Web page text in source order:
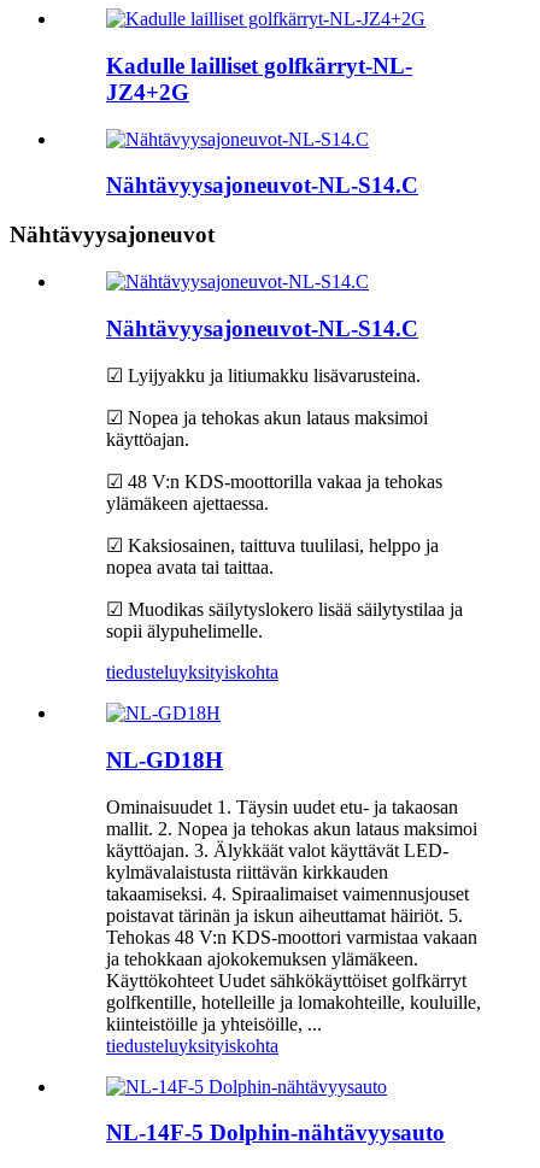
Kadulle lailliset golfkärryt-NL-
JZ4+2G
Nähtävyysajoneuvot-NL-S14.C
Nähtävyysajoneuvot
Nähtävyysajoneuvot-NL-S14.C
☑ Lyijyakku ja litiumakku lisävarusteina.
☑ Nopea ja tehokas akun lataus maksimoi
käyttöajan.
☑ 48 V:n KDS-moottorilla vakaa ja tehokas
ylämäkeen ajettaessa.
☑ Kaksiosainen, taittuva tuulilasi, helppo ja
nopea avata tai taittaa.
☑ Muodikas säilytyslokero lisää säilytystilaa ja
sopii älypuhelimelle.
tiedusteluyksityiskohta
NL-GD18H
Ominaisuudet 1. Täysin uudet etu- ja takaosan
mallit. 2. Nopea ja tehokas akun lataus maksimoi
käyttöajan. 3. Älykkäät valot käyttävät LED-
kylmävalaistusta riittävän kirkkauden
takaamiseksi. 4. Spiraalimaiset vaimennusjouset
poistavat tärinän ja iskun aiheuttamat häiriöt. 5.
Tehokas 48 V:n KDS-moottori varmistaa vakaan
ja tehokkaan ajokokemuksen ylämäkeen.
Käyttökohteet Uudet sähkökäyttöiset golfkärryt
golfkentille, hotelleille ja lomakohteille, kouluille,
kiinteistöille ja yhteisöille, ...
tiedusteluyksityiskohta
NL-14F-5 Dolphin-nähtävyysauto